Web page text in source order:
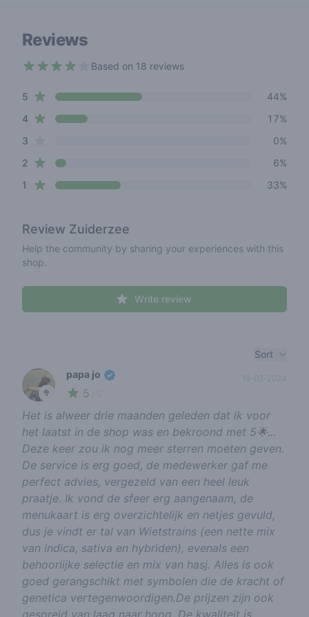
Reviews
Based on 18 reviews
Review data
5 star reviews
44%
4star reviews
17%
3
0%
2 star reviews
6%
1 star reviews 33%
Review Zuiderzee
Help the community by sharing your experiences with this
shop.
Write review
Sort
🥦
papa jo
5
Het is alweer drie maanden geleden dat ik voor
het laatst in de shop was en bekroond met 5🌟...
Deze keer zou ik nog meer sterren moeten geven.
De service is erg goed, de medewerker gaf me
perfect advies, vergezeld van een heel leuk
praatje. Ik vond de sfeer erg aangenaam, de
menukaart is erg overzichtelijk en netjes gevuld,
dus je vindt er tal van Wietstrains (een nette mix
van indica, sativa en hybriden), evenals een
behoorlijke selectie en mix van hasj. Alles is ook
goed gerangschikt met symbolen die de kracht of
genetica vertegenwoordigen.De prijzen zijn ook